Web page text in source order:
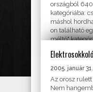
országból
kategóriába:
máshol
on található
méltó"
2005. január
Az orosz
Nem